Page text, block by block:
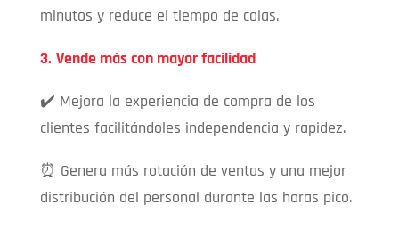
minutos y reduce el tiempo de colas.
3. Vende más con mayor facilidad
✔️ Mejora la experiencia de compra de los
clientes facilitándoles independencia y rapidez.
⏰ Genera más rotación de ventas y una mejor
distribución del personal durante las horas pico.